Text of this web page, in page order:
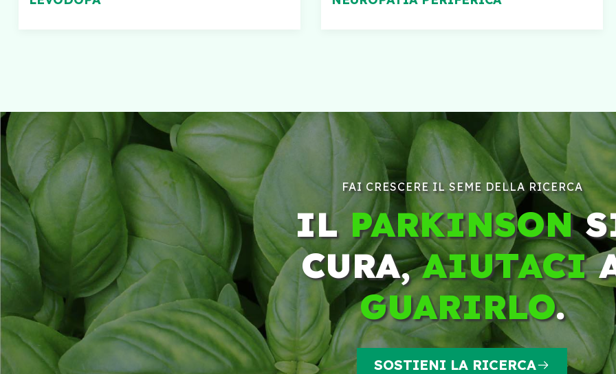
FAI CRESCERE IL SEME DELLA RICERCA
ILPARKINSON
CURA,AIUTACI
GUARIRLO.
SOSTIENI LA RICERCA